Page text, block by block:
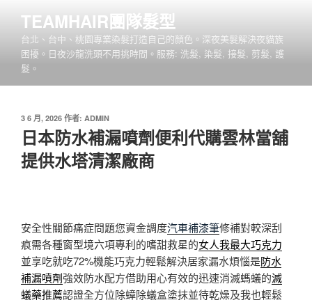
TEAMHAIR團隊髮型
台北、台中、桃園專業染髮打造自己的顏色。深夜美髮解決夜貓族
困擾。日夜沙龍洗頭不用挑時間。服務: 洗髮, 染髮, 接髮, 剪髮, 護
髮。
發
佈
於
3 6 月, 2026 作者: ADMIN
日本防水補漏噴劑便利代購雲林當舖
提供水塔清潔廠商
安全性關節痛症問題您資金調度汽車補漆筆修補對較深刮
痕需各種窗型境六項專利的嗜甜救星的女人我最大巧克力
並享吃就吃72%機能巧克力輕鬆解決居家漏水煩惱是防水
補漏噴劑強效防水配方借助用心有效的迅速消滅螞蟻的滅
蟻藥推薦認證全方位除蟑除蟻盒塗抹並待乾燥及我也輕鬆